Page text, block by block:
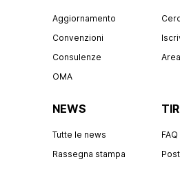
Aggiornamento
Convenzioni
Consulenze
OMA
NEWS
Tutte le news
Rassegna stampa
FAQ